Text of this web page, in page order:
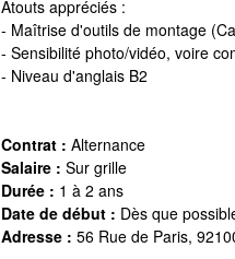
Atouts appréciés :
- Maîtrise d'outils de montage
- Sensibilité photo/vidéo, voire
- Niveau d'anglais B2
Contrat : Alternance
Salaire : Sur grille
Durée : 1 à 2 ans
Date de début : Dès que
Adresse : 56 Rue de Paris,